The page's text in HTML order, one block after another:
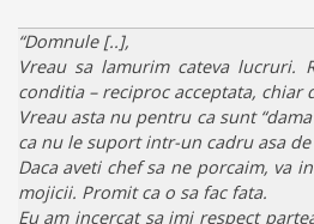
“Domnule [..],
Vreau sa lamurim cateva lucruri.
conditia – reciproc acceptata, chiar
Vreau asta nu pentru ca sunt
ca nu le suport intr-un cadru asa
Daca aveti chef sa ne porcaim, va
mojicii. Promit ca o sa fac fata.
Eu am incercat sa imi respect